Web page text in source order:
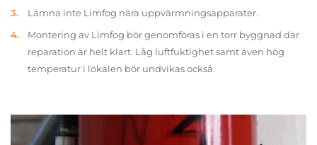
Lämna inte Limfog nära uppvärmningsapparater.
Montering av Limfog bör genomföras i en torr byggnad där
reparation är helt klart. Låg luftfuktighet samt även hög
temperatur i lokalen bör undvikas också.